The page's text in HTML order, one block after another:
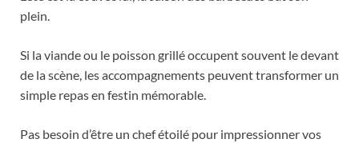
plein.
Si la viande ou le poisson grillé occupent souvent le devant
de la scène, les accompagnements peuvent transformer un
simple repas en festin mémorable.
Pas besoin d’être un chef étoilé pour impressionner vos